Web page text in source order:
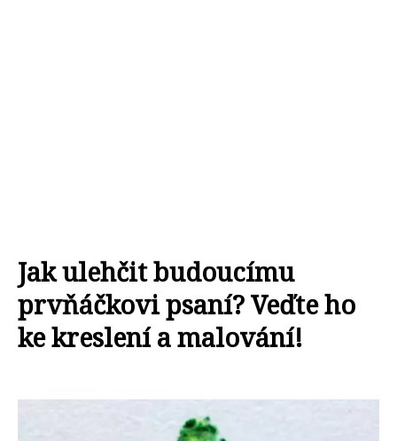
Jak ulehčit budoucímu
prvňáčkovi psaní? Veďte ho
ke kreslení a malování!